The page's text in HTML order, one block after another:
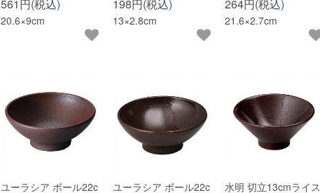
561円(税込)
20.6×9cm
198円(税込)
13×2.8cm
264円(税込)
21.6×2.7cm
ユーラシア ボール22c ユーラシア ボール22c 水明 切立13cmライス